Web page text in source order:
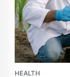
HEALTH